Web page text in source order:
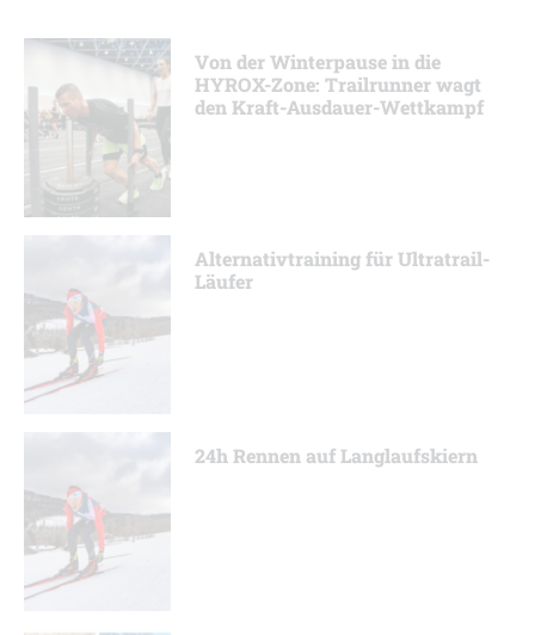
Von der Winterpause in die
HYROX-Zone: Trailrunner wagt
den Kraft-Ausdauer-Wettkampf
Alternativtraining für Ultratrail-
Läufer
24h Rennen auf Langlaufskiern